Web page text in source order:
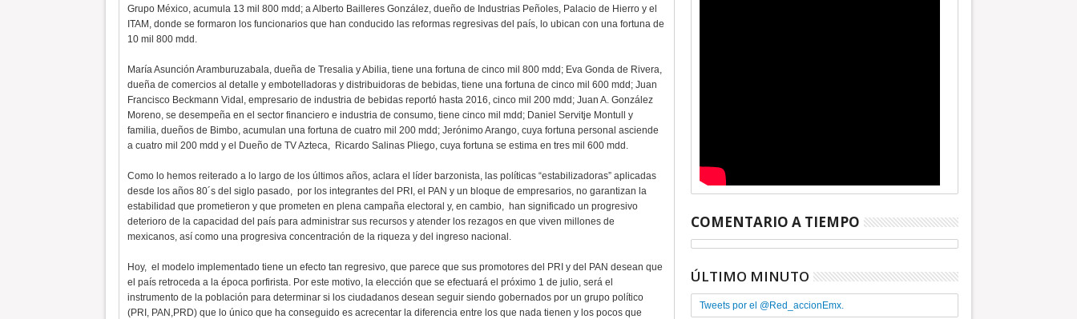
Grupo México, acumula 13 mil 800 mdd; a Alberto Bailleres González, dueño de Industrias Peñoles, Palacio de Hierro y el
ITAM, donde se formaron los funcionarios que han conducido las reformas regresivas del país, lo ubican con una fortuna de
10 mil 800 mdd.
María Asunción Aramburuzabala, dueña de Tresalia y Abilia, tiene una fortuna de cinco mil 800 mdd; Eva Gonda de Rivera,
dueña de comercios al detalle y embotelladoras y distribuidoras de bebidas, tiene una fortuna de cinco mil 600 mdd; Juan
Francisco Beckmann Vidal, empresario de industria de bebidas reportó hasta 2016, cinco mil 200 mdd; Juan A. González
Moreno, se desempeña en el sector financiero e industria de consumo, tiene cinco mil mdd; Daniel Servitje Montull y
familia, dueños de Bimbo, acumulan una fortuna de cuatro mil 200 mdd; Jerónimo Arango, cuya fortuna personal asciende
a cuatro mil 200 mdd y el Dueño de TV Azteca, Ricardo Salinas Pliego, cuya fortuna se estima en tres mil 600 mdd.
Como lo hemos reiterado a lo largo de los últimos años, aclara el líder barzonista, las políticas “estabilizadoras” aplicadas
desde los años 80´s del siglo pasado, por los integrantes del PRI, el PAN y un bloque de empresarios, no garantizan la
estabilidad que prometieron y que prometen en plena campaña electoral y, en cambio, han significado un progresivo
deterioro de la capacidad del país para administrar sus recursos y atender los rezagos en que viven millones de
mexicanos, así como una progresiva concentración de la riqueza y del ingreso nacional.
Hoy, el modelo implementado tiene un efecto tan regresivo, que parece que sus promotores del PRI y del PAN desean que
el país retroceda a la época porfirista. Por este motivo, la elección que se efectuará el próximo 1 de julio, será el
instrumento de la población para determinar si los ciudadanos desean seguir siendo gobernados por un grupo político
(PRI, PAN,PRD) que lo único que ha conseguido es acrecentar la diferencia entre los que nada tienen y los pocos que
COMENTARIO A TIEMPO
ÚLTIMO MINUTO
Tweets por el @Red_accionEmx.